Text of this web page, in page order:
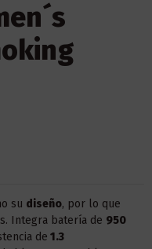
su diseño, por lo que
Integra batería de 950
de 1.3